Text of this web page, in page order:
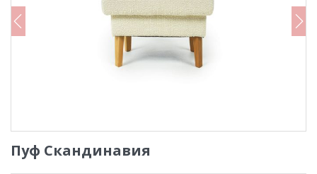
Пуф Скандинавия